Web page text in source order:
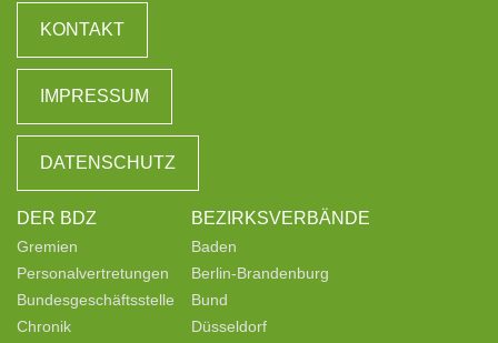
KONTAKT
IMPRESSUM
DATENSCHUTZ
DER BDZ
Gremien
Personalvertretungen
Bundesgeschäftsstelle
Chronik
BEZIRKSVERBÄNDE
Baden
Berlin-Brandenburg
Bund
Düsseldorf